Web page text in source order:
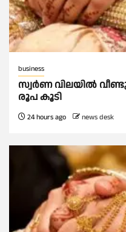
business
സ്വർണ വിലയില്‍
രൂപ കൂടി
24 hours ago news desk